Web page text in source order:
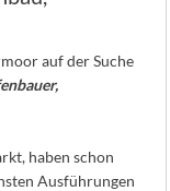
auf der Suche
haben schon
Ausführungen